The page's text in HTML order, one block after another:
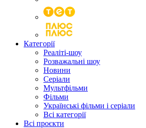
Категорії
Реаліті-шоу
Розважальні шоу
Новини
Серіали
Мультфільми
Фільми
Українські фільми і серіали
Всі категорії
Всі проєкти